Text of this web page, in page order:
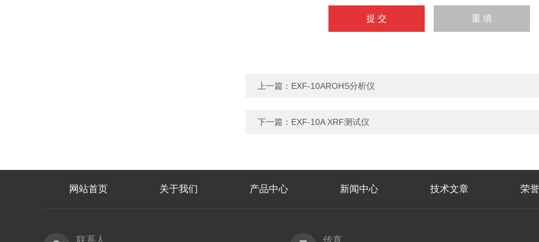
上一篇： EXF-10AROHS分析仪
下一篇： EXF-10A XRF测试仪
网站首页 关于我们 产品中心 新闻中心 技术文章 荣
联系人 传真